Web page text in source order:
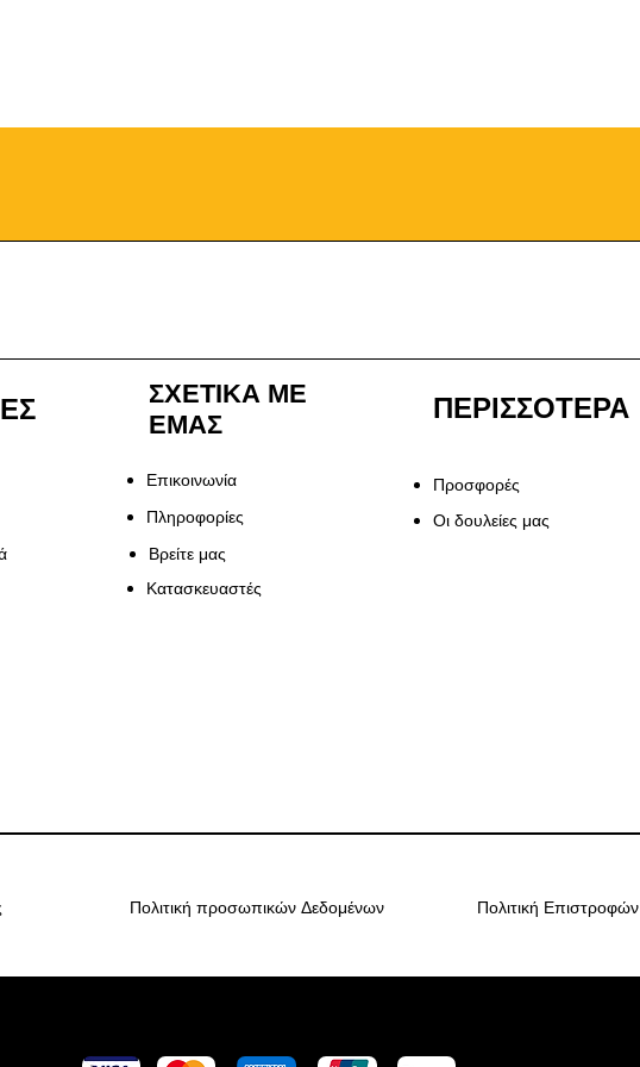
ΣΧΕΤΙΚΑ ΜΕ
ΕΜΑΣ
Επικοινωνία
Πληροφορίες
Βρείτε μας
Κατασκευαστές
ΠΕΡΙΣΣΟΤΕΡΑ
Προσφορές
Οι δουλείες μας
Πολιτική προσωπικών Δεδομένων Πολιτική Επιστροφών